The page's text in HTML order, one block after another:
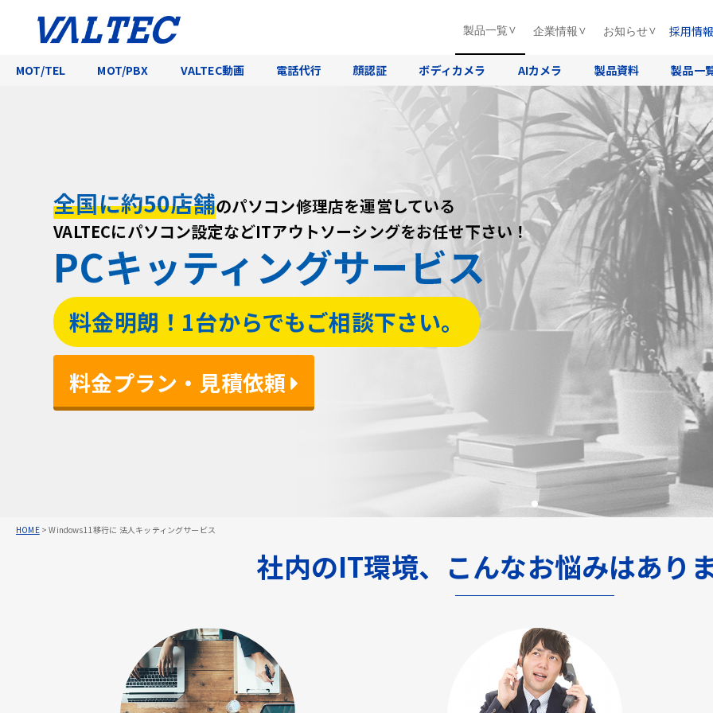
製品一覧
MOT/TEL MOT/PBX VALTEC動画 電話代行 顔認証 ボディカメラ AIカメラ 製品資料 製品一
企業情報 お知らせ 採用情
HOME>Windows11移行に 法人キッティングサービス
全国に約50店舗のパソコン修理店を運営している
VALTECにパソコン設定などITアウトソーシングをお任せ下さい！
PCキッティングサービス
料金明朗！1台からでもご相談下さい。
料金プラン・見積依頼
全国に約50店舗のパソコン修理店を運営している
VALTECにパソコン設定などITアウトソーシングをお任せ下さい！
PCキッティングサービス
料金明朗！1台からでもご相談下さい。
料金プラン・見積依頼
全国に約50店舗のパソコン修理店を運営している
VALTECにパソコン設定などITアウトソーシングをお任せ下さい！
PCキッティングサービス
料金明朗！1台からでもご相談下さい。
料金プラン・見積依頼
社内のIT環境、こんなお悩みはあり